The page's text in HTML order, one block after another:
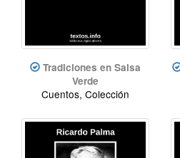
Tradiciones en Salsa
Verde
Cuentos, Colección